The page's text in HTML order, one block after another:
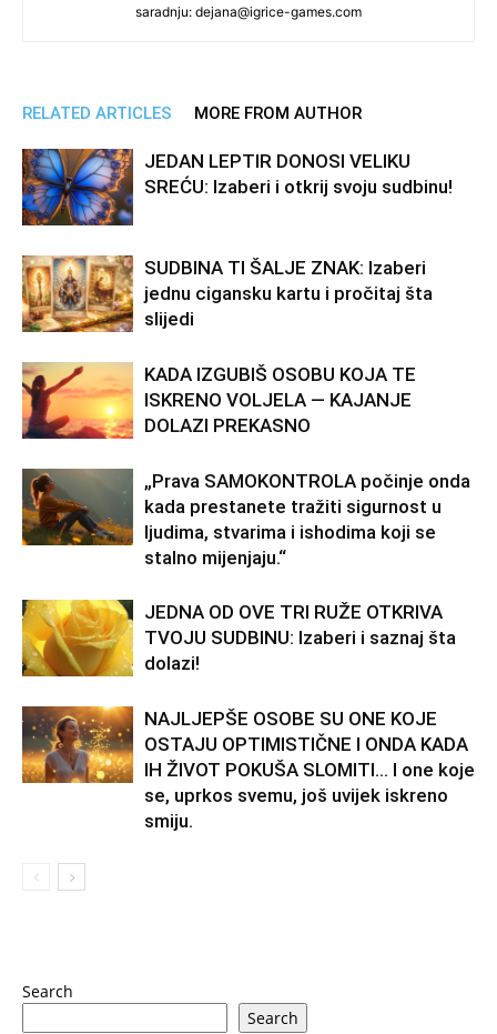
saradnju: dejana@igrice-games.com
RELATED ARTICLES MORE FROM AUTHOR
JEDAN LEPTIR DONOSI VELIKU
SREĆU: Izaberi i otkrij svoju sudbinu!
SUDBINA TI ŠALJE ZNAK: Izaberi
jednu cigansku kartu i pročitaj šta
slijedi
KADA IZGUBIŠ OSOBU KOJA TE
ISKRENO VOLJELA — KAJANJE
DOLAZI PREKASNO
„Prava SAMOKONTROLA počinje onda
kada prestanete tražiti sigurnost u
ljudima, stvarima i ishodima koji se
stalno mijenjaju.“
JEDNA OD OVE TRI RUŽE OTKRIVA
TVOJU SUDBINU: Izaberi i saznaj šta
dolazi!
NAJLJEPŠE OSOBE SU ONE KOJE
OSTAJU OPTIMISTIČNE I ONDA KADA
IH ŽIVOT POKUŠA SLOMITI… I one koje
se, uprkos svemu, još uvijek iskreno
smiju.
Search
Search